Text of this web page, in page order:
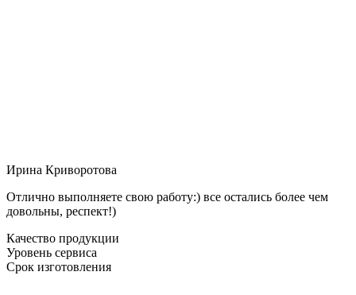
Ирина Криворотова
Отлично выполняете свою работу:) все остались более чем
довольны, респект!)
Качество продукции
Уровень сервиса
Срок изготовления